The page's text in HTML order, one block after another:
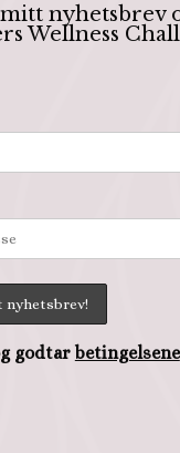
nyhetsbrev
Wellness
godtar betingelsene